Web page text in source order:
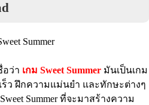
อว่า เกม Sweet Summer มันเป็นเกม
ว ฝึกความแม่นยำ และทักษะต่างๆ
Summer ที่จะมาสร้างความ